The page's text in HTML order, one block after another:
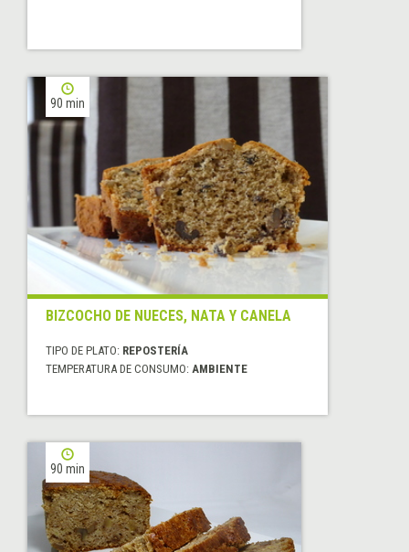
90 min
BIZCOCHO DE NUECES, NATA Y CANELA
TIPO DE PLATO: REPOSTERÍA
TEMPERATURA DE CONSUMO: AMBIENTE
90 min